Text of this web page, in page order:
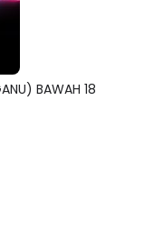
BAWAH 18